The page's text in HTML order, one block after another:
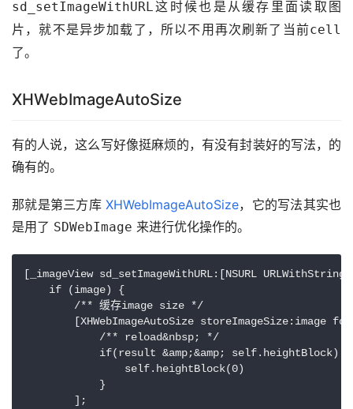
sd_setImageWithURL这时候也是从缓存里面读取图
片，就不是异步加载了，所以不用再次刷新了当前cell
了。
XHWebImageAutoSize
有的人说，这么写好像挺麻烦的，有没有封装好的写法，的
确有的。
那就是第三方库 XHWebImageAutoSize，它的写法其实也
是用了 SDWebImage 来进行优化操作的。
[_imageView sd_setImageWithURL:[NSURL
    if (image) {
        /** 缓存image size */
[XHWebImageAutoSize storeImageSize:image
            /** reload&nbsp; */
            if(result &amp;&amp; self.heightBlock) {
                self.heightBlock(0)
            }
        ];